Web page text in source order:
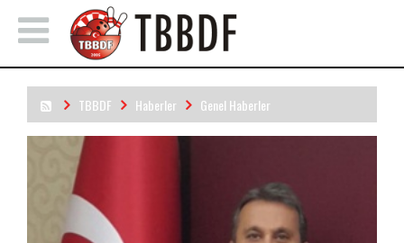
TBBDF Haberler
Genel Haberler
Hayırlı Olsun Mehmet Demirdelen